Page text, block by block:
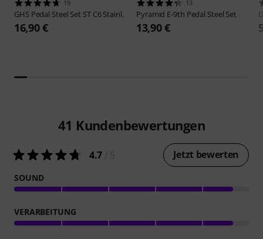
19
GHS Pedal Steel Set ST C6 Stainl.
16,90 €
13
Pyramid E-9th Pedal Steel Set
13,90 €
41 Kundenbewertungen
4.7 Jetzt bewerten
SOUND
VERARBEITUNG